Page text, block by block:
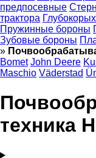
предпосевные
трактора
Пружинные бороны
Зубовые бороны
»
Bomet John Deere
Maschio Väderstad
техника